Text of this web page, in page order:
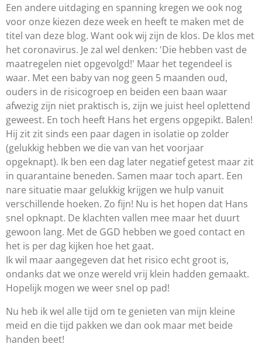
Een andere uitdaging en spanning kregen we ook nog
voor onze kiezen deze week en heeft te maken met de
titel van deze blog. Want ook wij zijn de klos. De klos met
het coronavirus. Je zal wel denken: 'Die hebben vast de
maatregelen niet opgevolgd!' Maar het tegendeel is
waar. Met een baby van nog geen 5 maanden oud,
ouders in de risicogroep en beiden een baan waar
afwezig zijn niet praktisch is, zijn we juist heel oplettend
geweest. En toch heeft Hans het ergens opgepikt. Balen!
Hij zit zit sinds een paar dagen in isolatie op zolder
(gelukkig hebben we die van van het voorjaar
opgeknapt). Ik ben een dag later negatief getest maar zit
in quarantaine beneden. Samen maar toch apart. Een
nare situatie maar gelukkig krijgen we hulp vanuit
verschillende hoeken. Zo fijn! Nu is het hopen dat Hans
snel opknapt. De klachten vallen mee maar het duurt
gewoon lang. Met de GGD hebben we goed contact en
het is per dag kijken hoe het gaat.
Ik wil maar aangegeven dat het risico echt groot is,
ondanks dat we onze wereld vrij klein hadden gemaakt.
Hopelijk mogen we weer snel op pad!
Nu heb ik wel alle tijd om te genieten van mijn kleine
meid en die tijd pakken we dan ook maar met beide
handen beet!